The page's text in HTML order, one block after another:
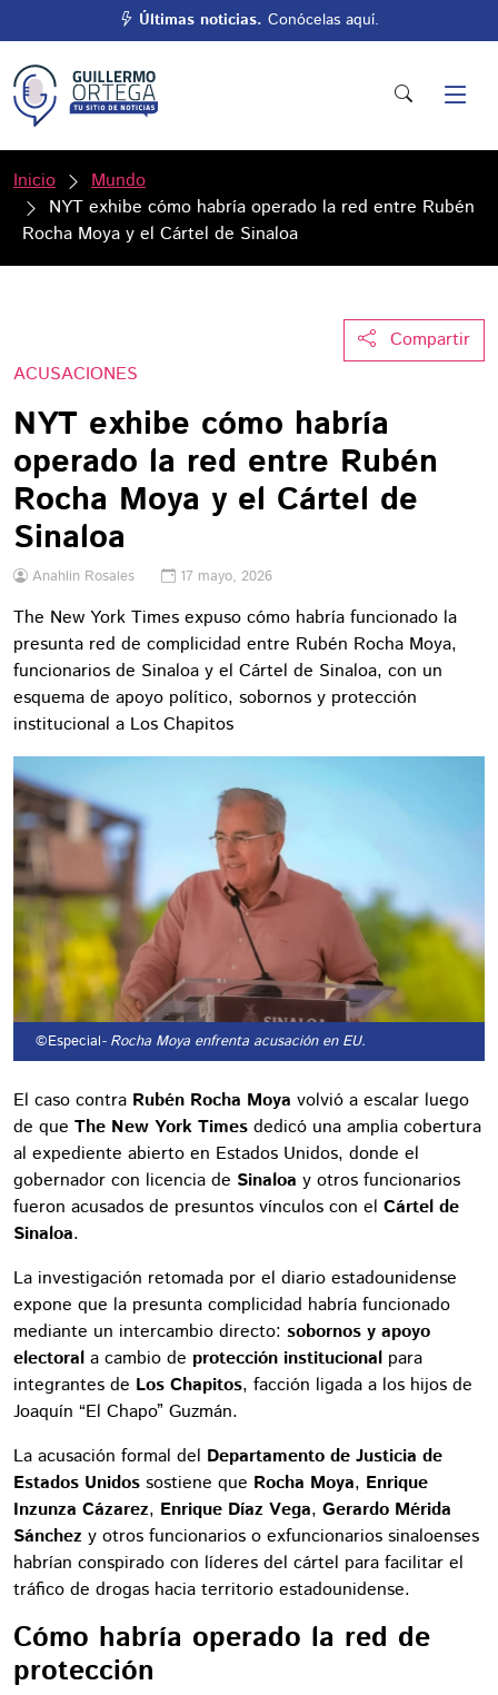
Últimas noticias. Conócelas aquí.
Inicio
Mundo
NYT exhibe cómo habría operado la red entre Rubén
Rocha Moya y el Cártel de Sinaloa
Compartir
ACUSACIONES
NYT exhibe cómo habría
operado la red entre Rubén
Rocha Moya y el Cártel de
Sinaloa
Anahlin Rosales 17 mayo, 2026
The New York Times expuso cómo habría funcionado la
presunta red de complicidad entre Rubén Rocha Moya,
funcionarios de Sinaloa y el Cártel de Sinaloa, con un
esquema de apoyo político, sobornos y protección
institucional a Los Chapitos
©Especial- Rocha Moya enfrenta acusación en EU.
El caso contra Rubén Rocha Moya volvió a escalar luego
de que The New York Times dedicó una amplia cobertura
al expediente abierto en Estados Unidos, donde el
gobernador con licencia de Sinaloa y otros funcionarios
fueron acusados de presuntos vínculos con el Cártel de
Sinaloa.
La investigación retomada por el diario estadounidense
expone que la presunta complicidad habría funcionado
mediante un intercambio directo: sobornos y apoyo
electoral a cambio de protección institucional para
integrantes de Los Chapitos, facción ligada a los hijos de
Joaquín “El Chapo” Guzmán.
La acusación formal del Departamento de Justicia de
Estados Unidos sostiene que Rocha Moya, Enrique
Inzunza Cázarez, Enrique Díaz Vega, Gerardo Mérida
Sánchez y otros funcionarios o exfuncionarios sinaloenses
habrían conspirado con líderes del cártel para facilitar el
tráfico de drogas hacia territorio estadounidense.
Cómo habría operado la red de
protección